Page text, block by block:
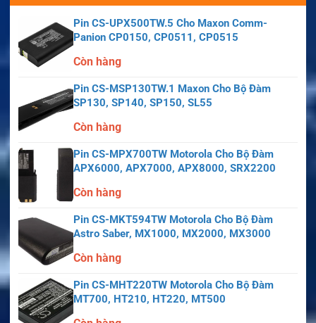
Pin CS-UPX500TW.5 Cho Maxon Comm-
Panion CP0150, CP0511, CP0515
Còn hàng
Pin CS-MSP130TW.1 Maxon Cho Bộ Đàm
SP130, SP140, SP150, SL55
Còn hàng
Pin CS-MPX700TW Motorola Cho Bộ Đàm
APX6000, APX7000, APX8000, SRX2200
Còn hàng
Pin CS-MKT594TW Motorola Cho Bộ Đàm
Astro Saber, MX1000, MX2000, MX3000
Còn hàng
Pin CS-MHT220TW Motorola Cho Bộ Đàm
MT700, HT210, HT220, MT500